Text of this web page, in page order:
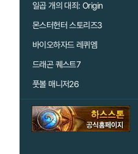
일곱 개의 대죄: Origin
몬스터헌터 스토리즈3
바이오하자드 레퀴엠
드래곤 퀘스트7
풋볼 매니저26